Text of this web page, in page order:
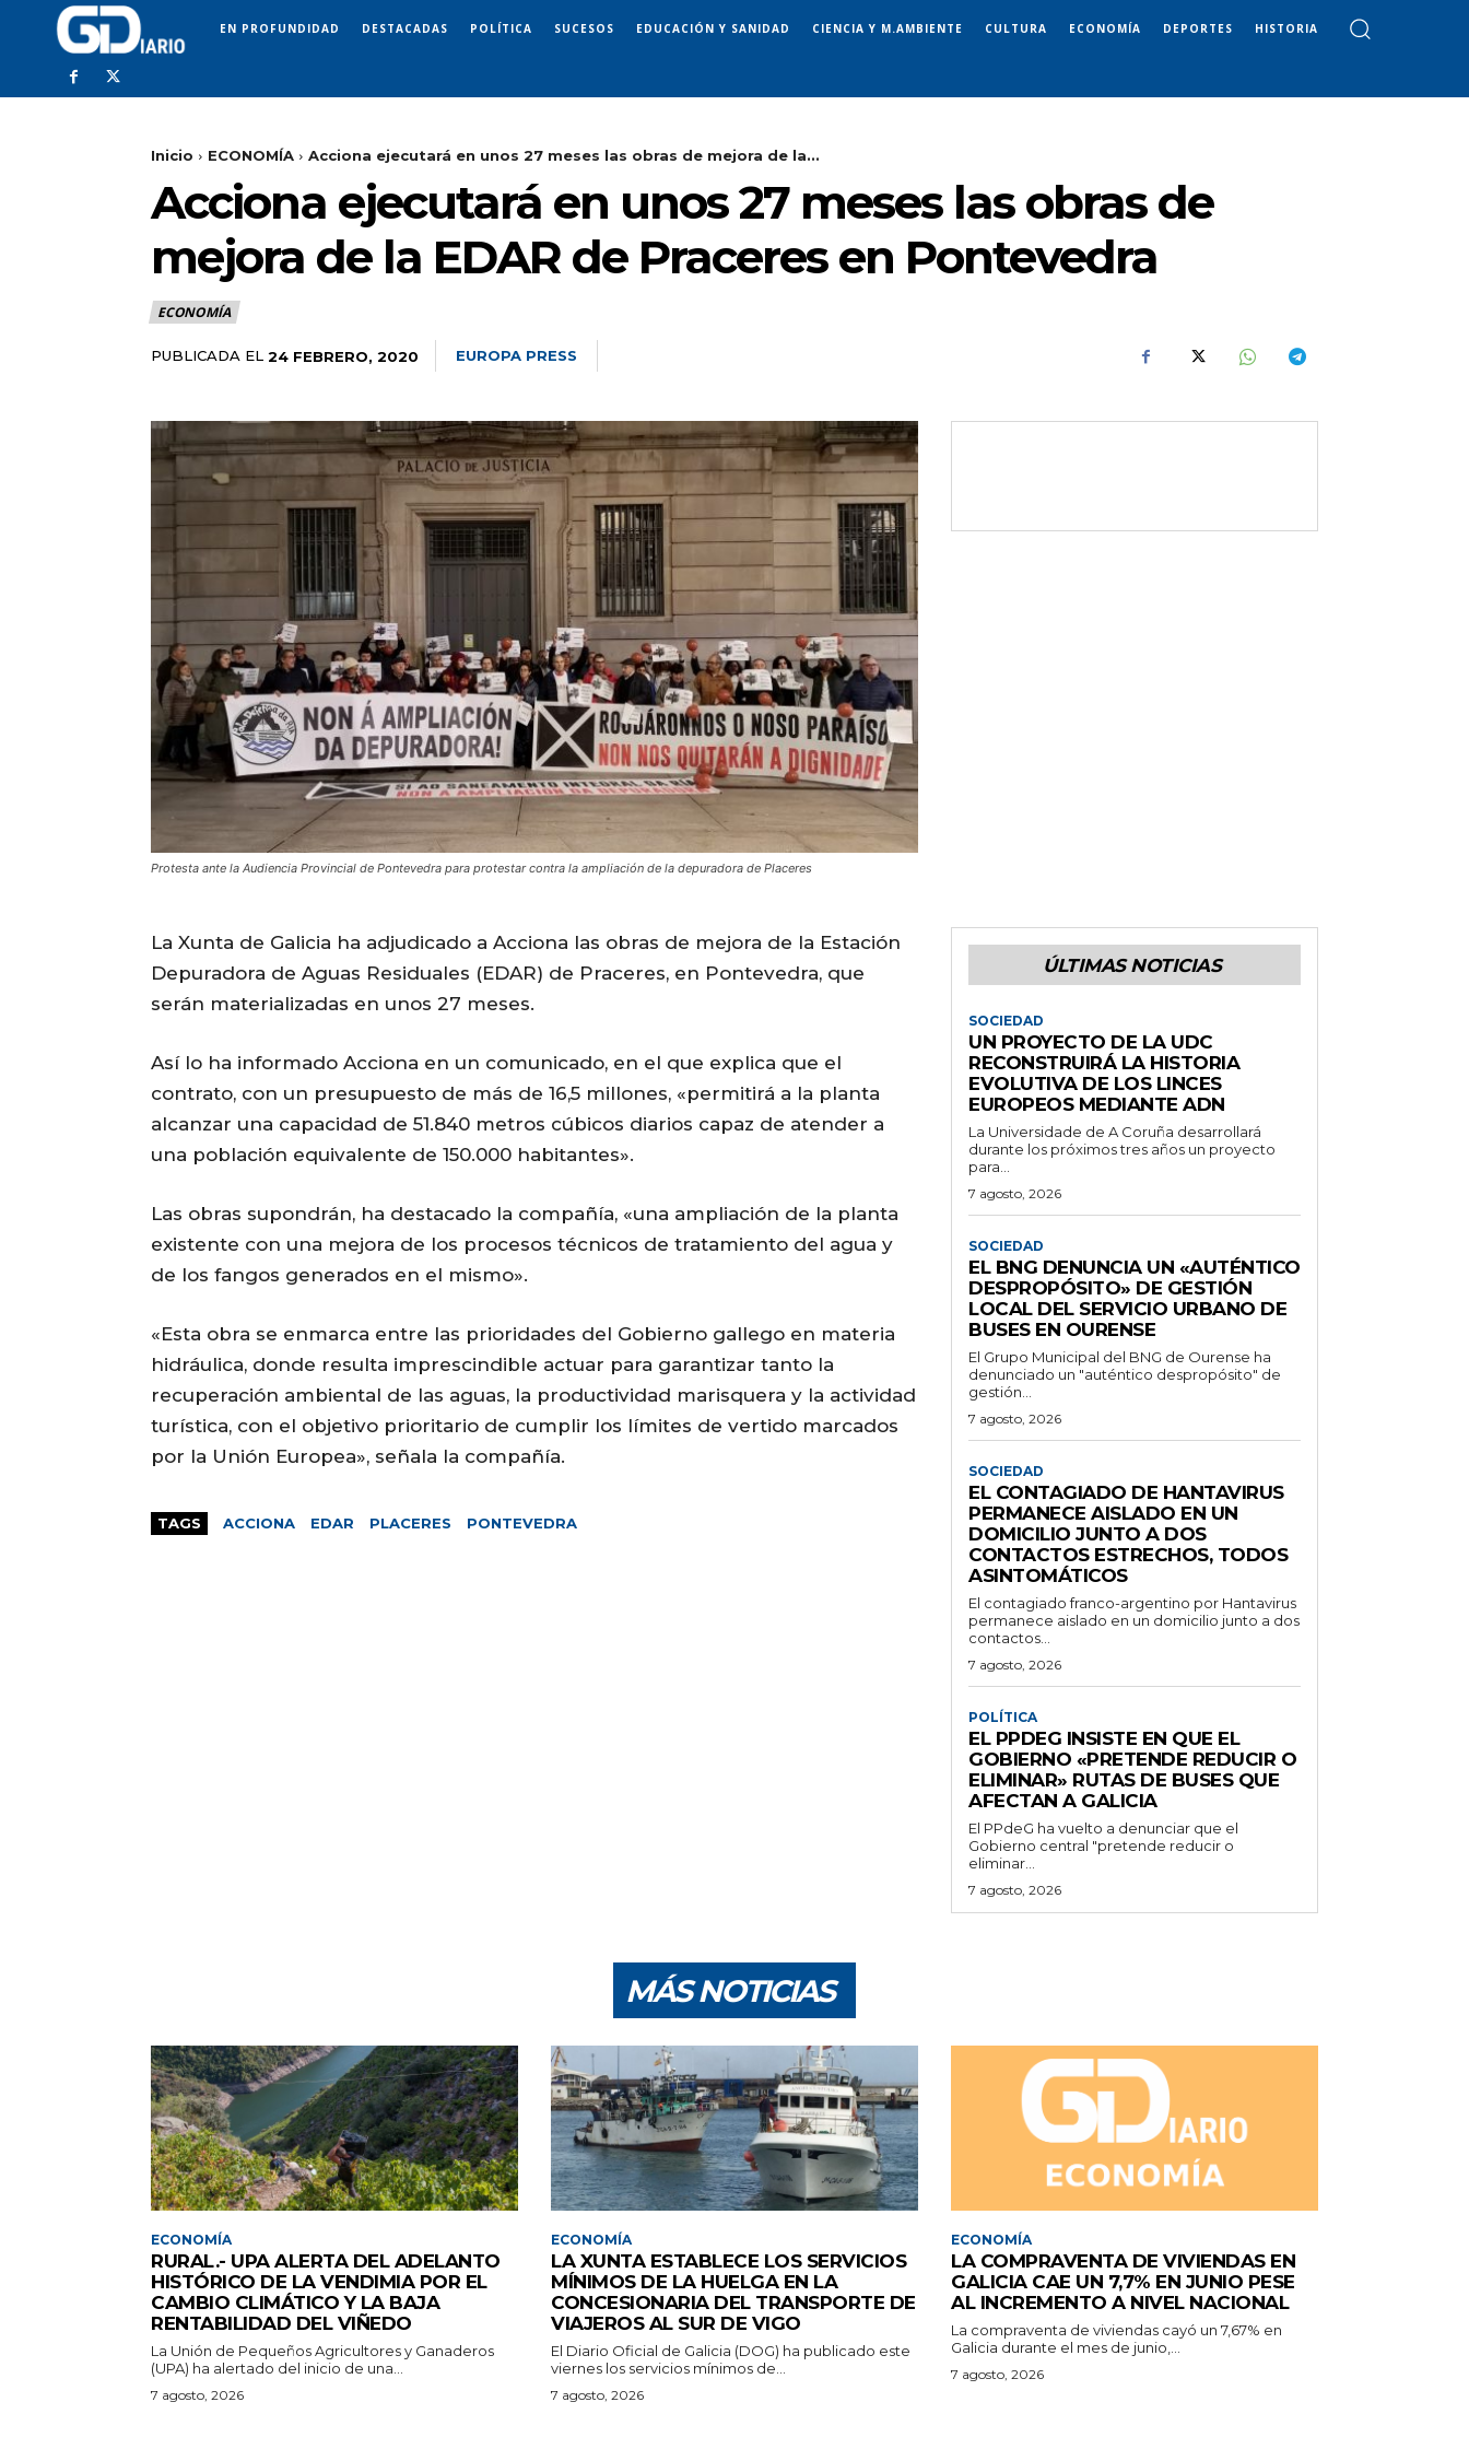
EN PROFUNDIDAD DESTACADAS POLÍTICA SUCESOS EDUCACIÓN Y SANIDAD CIENCIA Y M.AMBIENTE CULTURA ECONOMÍA DEPORTES HISTORIA
Inicio ECONOMÍA Acciona ejecutará en unos 27 meses las obras de mejora de la...
Acciona ejecutará en unos 27 meses las obras de
mejora de la EDAR de Praceres en Pontevedra
ECONOMÍA
PUBLICADA EL 24 FEBRERO, 2020 EUROPA PRESS
Protesta ante la Audiencia Provincial de Pontevedra para protestar contra la ampliación de la depuradora de Placeres
La Xunta de Galicia ha adjudicado a Acciona las obras de mejora de la Estación
Depuradora de Aguas Residuales (EDAR) de Praceres, en Pontevedra, que
serán materializadas en unos 27 meses.
Así lo ha informado Acciona en un comunicado, en el que explica que el
contrato, con un presupuesto de más de 16,5 millones, «permitirá a la planta
alcanzar una capacidad de 51.840 metros cúbicos diarios capaz de atender a
una población equivalente de 150.000 habitantes».
Las obras supondrán, ha destacado la compañía, «una ampliación de la planta
existente con una mejora de los procesos técnicos de tratamiento del agua y
de los fangos generados en el mismo».
«Esta obra se enmarca entre las prioridades del Gobierno gallego en materia
hidráulica, donde resulta imprescindible actuar para garantizar tanto la
recuperación ambiental de las aguas, la productividad marisquera y la actividad
turística, con el objetivo prioritario de cumplir los límites de vertido marcados
por la Unión Europea», señala la compañía.
TAGS ACCIONA EDAR PLACERES PONTEVEDRA
ÚLTIMAS NOTICIAS
SOCIEDAD
UN PROYECTO DE LA UDC
RECONSTRUIRÁ LA HISTORIA
EVOLUTIVA DE LOS LINCES
EUROPEOS MEDIANTE ADN
La Universidade de A Coruña desarrollará
durante los próximos tres años un proyecto
para...
7 agosto, 2026
SOCIEDAD
EL BNG DENUNCIA UN «AUTÉNTICO
DESPROPÓSITO» DE GESTIÓN
LOCAL DEL SERVICIO URBANO DE
BUSES EN OURENSE
El Grupo Municipal del BNG de Ourense ha
denunciado un "auténtico despropósito" de
gestión...
7 agosto, 2026
SOCIEDAD
EL CONTAGIADO DE HANTAVIRUS
PERMANECE AISLADO EN UN
DOMICILIO JUNTO A DOS
CONTACTOS ESTRECHOS, TODOS
ASINTOMÁTICOS
El contagiado franco-argentino por Hantavirus
permanece aislado en un domicilio junto a dos
contactos...
7 agosto, 2026
POLÍTICA
EL PPDEG INSISTE EN QUE EL
GOBIERNO «PRETENDE REDUCIR O
ELIMINAR» RUTAS DE BUSES QUE
AFECTAN A GALICIA
El PPdeG ha vuelto a denunciar que el
Gobierno central "pretende reducir o
eliminar...
7 agosto, 2026
MÁS NOTICIAS
ECONOMÍA
RURAL.- UPA ALERTA DEL ADELANTO
HISTÓRICO DE LA VENDIMIA POR EL
CAMBIO CLIMÁTICO Y LA BAJA
RENTABILIDAD DEL VIÑEDO
La Unión de Pequeños Agricultores y Ganaderos
(UPA) ha alertado del inicio de una...
7 agosto, 2026
ECONOMÍA
LA XUNTA ESTABLECE LOS SERVICIOS
MÍNIMOS DE LA HUELGA EN LA
CONCESIONARIA DEL TRANSPORTE DE
VIAJEROS AL SUR DE VIGO
El Diario Oficial de Galicia (DOG) ha publicado este
viernes los servicios mínimos de...
7 agosto, 2026
ECONOMÍA
LA COMPRAVENTA DE VIVIENDAS EN
GALICIA CAE UN 7,7% EN JUNIO PESE
AL INCREMENTO A NIVEL NACIONAL
La compraventa de viviendas cayó un 7,67% en
Galicia durante el mes de junio,...
7 agosto, 2026